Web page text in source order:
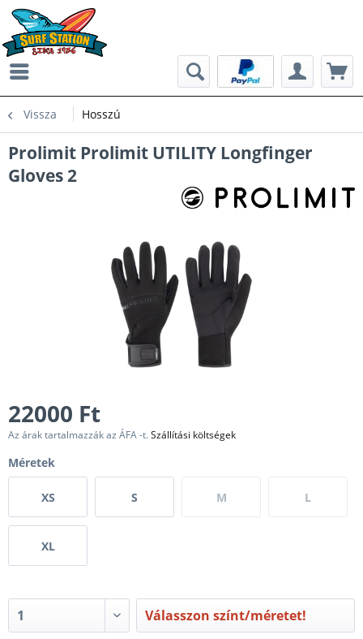
Vissza Hosszú
Prolimit Prolimit UTILITY Longfinger
Gloves 2
22000 Ft
Az árak tartalmazzák az ÁFA -t.Szállítási költségek
Méretek
XS S M L
XL
Válasszon színt/méretet!